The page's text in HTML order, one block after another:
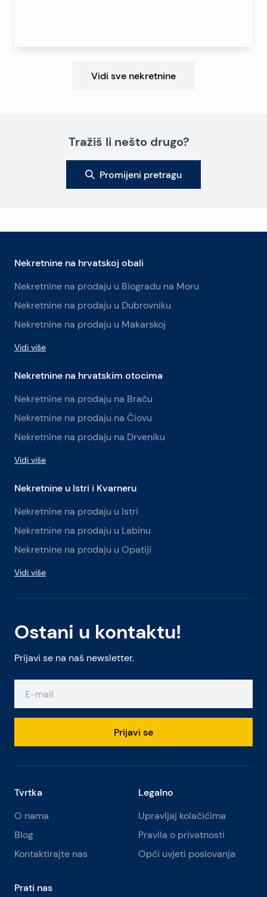
Vidi sve nekretnine
Tražiš li nešto drugo?
Promijeni pretragu
Ostani u kontaktu!
Prijavi se na naš newsletter.
Prijavi se
Nekretnine na hrvatskoj obali
Nekretnine na prodaju u Biogradu na Moru
Nekretnine na prodaju u Dubrovniku
Nekretnine na prodaju u Makarskoj
Vidi više
Nekretnine na hrvatskim otocima
Nekretnine na prodaju na Braču
Nekretnine na prodaju na Čiovu
Nekretnine na prodaju na Drveniku
Vidi više
Nekretnine u Istri i Kvarneru
Nekretnine na prodaju u Istri
Nekretnine na prodaju u Labinu
Nekretnine na prodaju u Opatiji
Vidi više
Tvrtka
O nama
Blog
Kontaktirajte nas
Legalno
Upravljaj kolačićima
Pravila o privatnosti
Opći uvjeti poslovanja
Prati nas